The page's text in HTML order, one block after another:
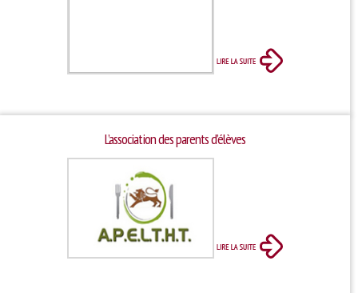
L’association des parents d’élèves